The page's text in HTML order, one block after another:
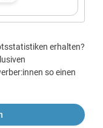
erhalten?
so einen